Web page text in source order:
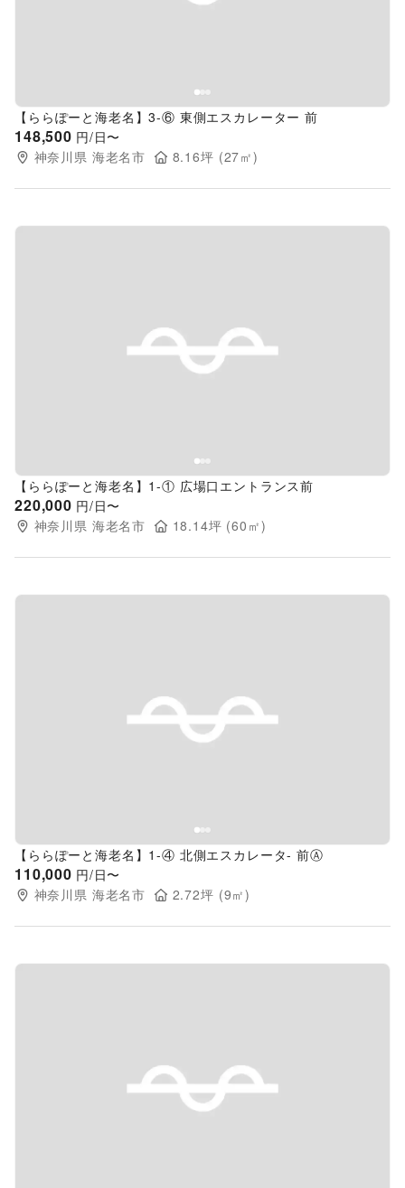
【ららぽーと海老名】3-⑥ 東側エスカレーター 前
148,500 円/日〜
神奈川県 海老名市 8.16坪 (27㎡)
Previous slide
【ららぽーと海老名】1-① 広場口エントランス前
220,000 円/日〜
神奈川県 海老名市 18.14坪 (60 ㎡)
Previous slide
【ららぽーと海老名】1-④ 北側エスカレータ- 前Ⓐ
110,000 円/日〜
神奈川県 海老名市 2.72坪 (9㎡)
Previous slide